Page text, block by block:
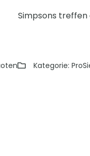
Simpsons treffen
Kategorie: